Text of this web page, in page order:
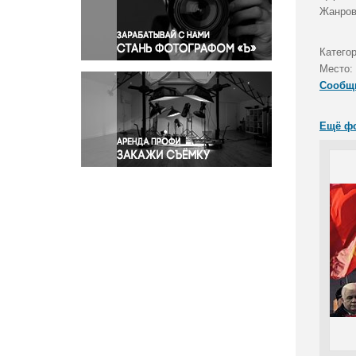
Правосудие
Происшествия и конфликты
Религия
Светская жизнь
Спорт
Экология
Экономика и бизнес
Место:
Ещё